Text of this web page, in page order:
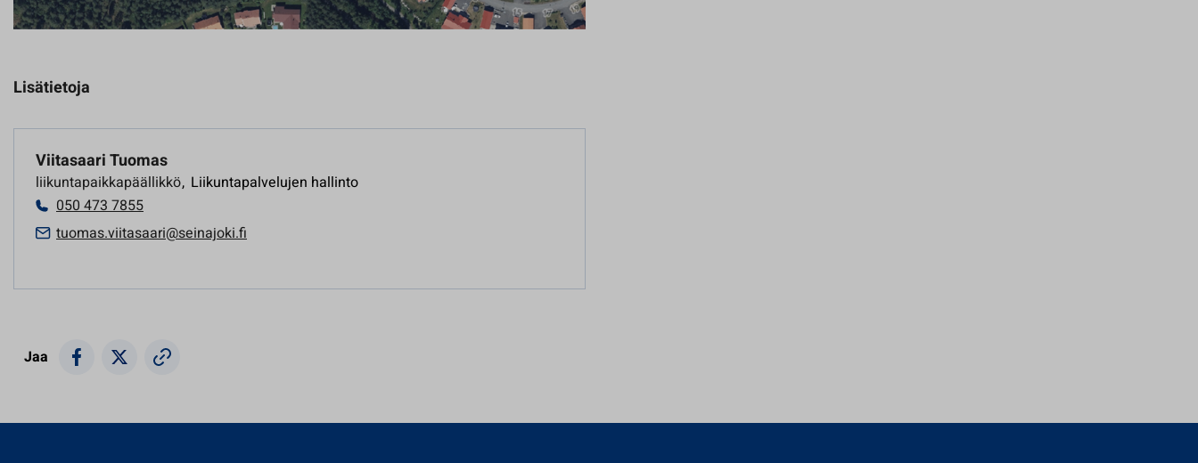
Lisätietoja
Viitasaari Tuomas
liikuntapaikkapäällikkö, Liikuntapalvelujen hallinto
050 473 7855
tuomas.viitasaari@seinajoki.fi
Jaa